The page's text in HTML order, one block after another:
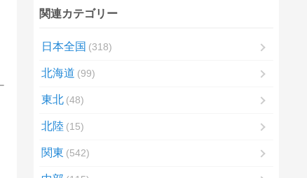
関連カテゴリー
日本全国 318
北海道 99
東北 48
北陸 15
関東 542